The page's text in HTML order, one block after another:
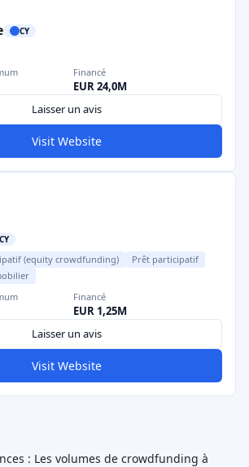
CY
Financé
EUR 24,0M
Laisser un avis
Visit Website
CY
(equity crowdfunding)
Prêt participatif
Financé
EUR 1,25M
Laisser un avis
Visit Website
: Les volumes de crowdfunding à